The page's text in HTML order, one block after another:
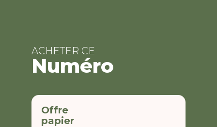
ACHETER CE
Numéro
Offre
papier